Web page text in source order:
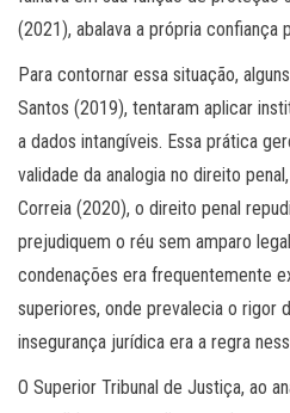
(2021), abalava a própria confiança
Para contornar essa situação,
Santos (2019), tentaram aplicar
a dados intangíveis. Essa prática
validade da analogia no direito
Correia (2020), o direito penal
prejudiquem o réu sem amparo
condenações era frequentemente
superiores, onde prevalecia o rigor
insegurança jurídica era a regra
O Superior Tribunal de Justiça, ao